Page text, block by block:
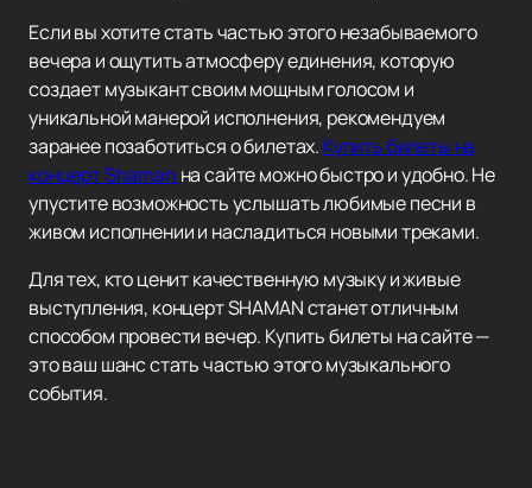
Если вы хотите стать частью этого незабываемого
вечера и ощутить атмосферу единения, которую
создает музыкант своим мощным голосом и
уникальной манерой исполнения, рекомендуем
заранее позаботиться о билетах. Купить билеты на
концерт Shaman на сайте можно быстро и удобно. Не
упустите возможность услышать любимые песни в
живом исполнении и насладиться новыми треками.
Для тех, кто ценит качественную музыку и живые
выступления, концерт SHAMAN станет отличным
способом провести вечер. Купить билеты на сайте —
это ваш шанс стать частью этого музыкального
события.